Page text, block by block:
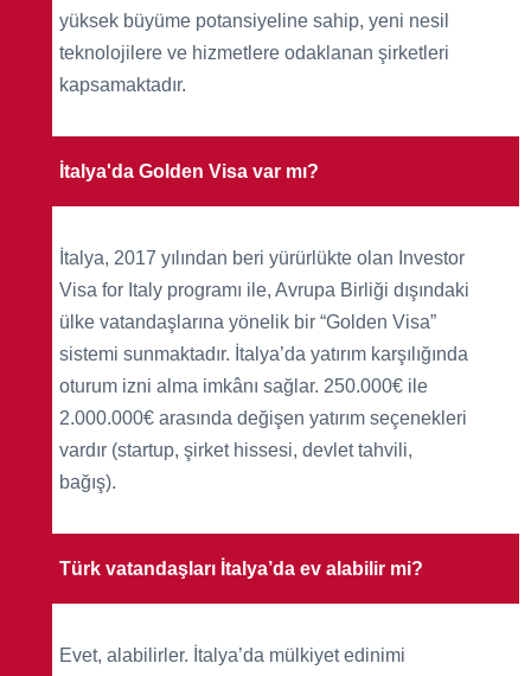
yüksek büyüme potansiyeline sahip, yeni nesil
teknolojilere ve hizmetlere odaklanan şirketleri
kapsamaktadır.
İtalya'da Golden Visa var mı?
İtalya, 2017 yılından beri yürürlükte olan Investor
Visa for Italy programı ile, Avrupa Birliği dışındaki
ülke vatandaşlarına yönelik bir “Golden Visa”
sistemi sunmaktadır. İtalya’da yatırım karşılığında
oturum izni alma imkânı sağlar. 250.000€ ile
2.000.000€ arasında değişen yatırım seçenekleri
vardır (startup, şirket hissesi, devlet tahvili,
bağış).
Türk vatandaşları İtalya’da ev alabilir mi?
Evet, alabilirler. İtalya’da mülkiyet edinimi